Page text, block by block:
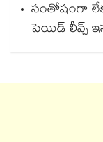
సంతోషంగా
పెయిడ్ లీవ్స్